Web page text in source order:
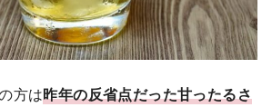
方は昨年の反省点だった甘ったるさ